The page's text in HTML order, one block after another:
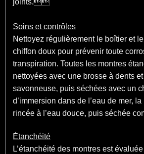
Soins et contrôles
Nettoyez régulièrement le boîtier et
chiffon doux pour prévenir toute
transpiration. Toutes les montres
nettoyées avec une brosse à dents et
savonneuse, puis séchées avec un
d’immersion dans de l’eau de mer,
rincée à l’eau douce, puis séchée
Étanchéité
L’étanchéité des montres est